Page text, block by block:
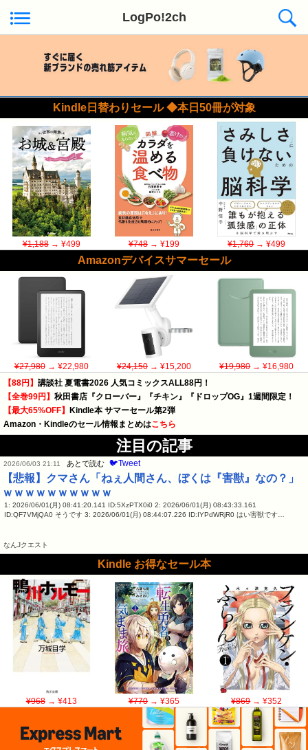
LogPo!2ch
Kindle日替わりセール ◆本日50冊が対象
¥1,188→ ¥499 ¥748→ ¥199 ¥1,760→ ¥499
Amazonデバイスサマーセール
¥27,980→ ¥22,980 ¥24,150→ ¥15,200 ¥19,980→ ¥16,980
【88円】 講談社 夏電書2026 人気コミックスALL88円！
【全巻99円】 秋田書店『クローバー』『チキン』『ドロップOG』1週間限定！
【最大65%OFF】
Kindle本 サマーセール第2弾
Amazon・Kindleのセール情報まとめはこちら
注目の記事
2026/06/03 21:11 あとで読む 🐦Tweet
【悲報】クマさん「ねぇ人間さん、ぼくは『害獣』なの？」
ｗｗｗｗｗｗｗｗｗｗ
1: 2026/06/01(月) 08:41:20.141 ID:5XzPTX0i0 2: 2026/06/01(月) 08:43:33.161
ID:QF7VMjQA0 そうです 3: 2026/06/01(月) 08:44:07.226 ID:IYPdWRjR0 はい害獣です…
なんJクエスト
Kindle お得なセール本
¥968→ ¥413 ¥770→ ¥365 ¥869→ ¥352